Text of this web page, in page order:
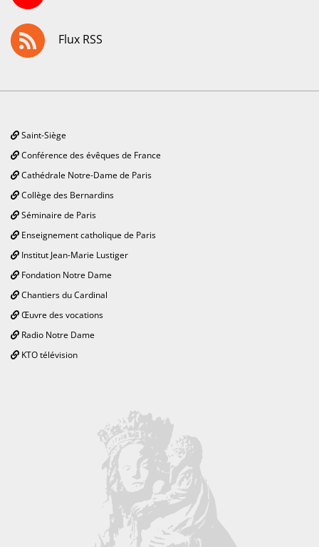
Flux RSS
Saint-Siège
Conférence des évêques de France
Cathédrale Notre-Dame de Paris
Collège des Bernardins
Séminaire de Paris
Enseignement catholique de Paris
Institut Jean-Marie Lustiger
Fondation Notre Dame
Chantiers du Cardinal
Œuvre des vocations
Radio Notre Dame
KTO télévision